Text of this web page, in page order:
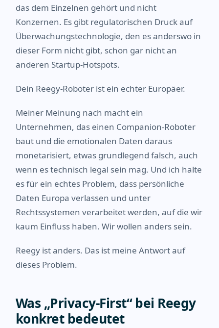
das dem Einzelnen gehört und nicht
Konzernen. Es gibt regulatorischen Druck auf
Überwachungstechnologie, den es anderswo in
dieser Form nicht gibt, schon gar nicht an
anderen Startup-Hotspots.
Dein Reegy-Roboter ist ein echter Europäer.
Meiner Meinung nach macht ein
Unternehmen, das einen Companion-Roboter
baut und die emotionalen Daten daraus
monetarisiert, etwas grundlegend falsch, auch
wenn es technisch legal sein mag. Und ich halte
es für ein echtes Problem, dass persönliche
Daten Europa verlassen und unter
Rechtssystemen verarbeitet werden, auf die wir
kaum Einfluss haben. Wir wollen anders sein.
Reegy ist anders. Das ist meine Antwort auf
dieses Problem.
Was „Privacy-First“ bei Reegy
konkret bedeutet